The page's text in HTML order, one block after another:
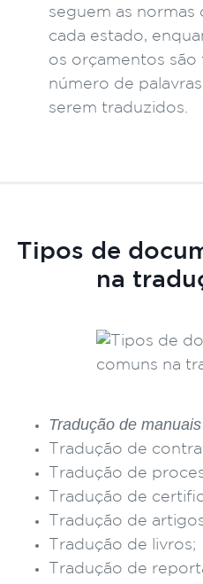
seguem as normas
cada estado,
os orçamentos
número de
serem traduzidos.
Tipos de
na
Tradução de
Tradução de
Tradução de
Tradução de
Tradução de
Tradução de livros;
Tradução de